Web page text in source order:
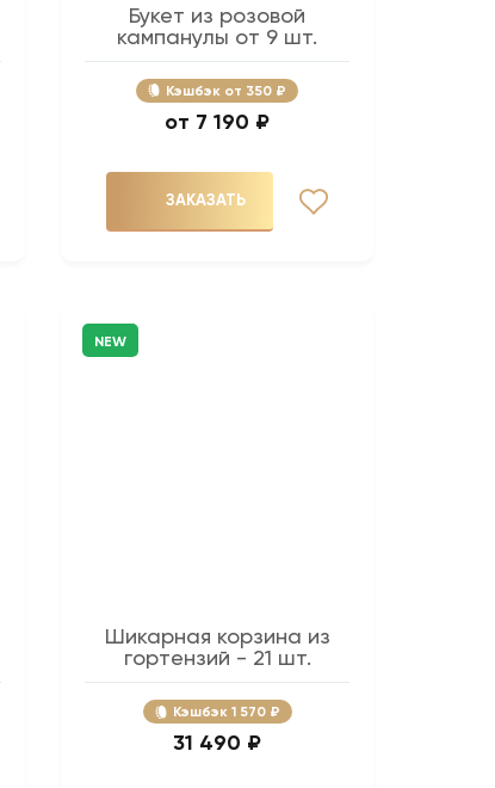
Букет из розовой
кампанулы от 9 шт.
Кэшбэк 350 ₽
7 190 ₽
ЗАКАЗАТЬ
NEW
Шикарная корзина из
гортензий - 21 шт.
Кэшбэк 1 570 ₽
31 490 ₽